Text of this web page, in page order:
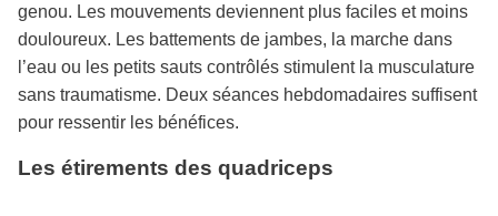
genou. Les mouvements deviennent plus faciles et moins
douloureux. Les battements de jambes, la marche dans
l’eau ou les petits sauts contrôlés stimulent la musculature
sans traumatisme. Deux séances hebdomadaires suffisent
pour ressentir les bénéfices.
Les étirements des quadriceps